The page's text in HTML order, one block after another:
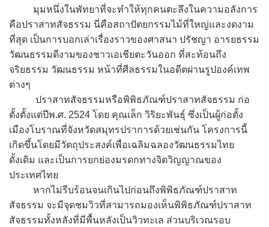
มุมหนึ่งในพัทยาที่จะทำให้ทุกคนตะลึงในความอลังการ
คือปราสาทสัจธรรม นี่คือสถาปัตยกรรมไม้ที่ใหญ่และงดงาม
ที่สุด เป็นการบอกเล่าเรื่องราวของศาสนา ปรัชญา อารยธรรม
วัฒนธรรมดีงามของชาวเอเชียตะวันออก ที่สะท้อนถึง
จริยธรรม วัฒนธรรม หน้าที่ศีลธรรมในอดีตผ่านรูปองค์เทพ
ต่างๆ
ปราสาทสัจธรรมหรือพิพิธภัณฑ์ปราสาทสัจธรรม ก่อ
ตั้งตั้งแต่ปีพ.ศ. 2524 โดย คุณเล็ก วิริยะพันธุ์ ซึ่งเป็นผู้ก่อตั้ง
เมืองโบราณที่จังหวัดสมุทรปราการด้วยเช่นกัน โครงการนี้
เกิดขึ้นโดยมีวัตถุประสงค์เพื่อเฉลิมฉลองวัฒนธรรมไทย
ดั้งเดิม และเป็นการยกย่องมรดกทางจิตวิญญาณของ
ประเทศไทย
หากไม่รีบร้อนจนเกินไปก่อนถึงพิพิธภัณฑ์ปราสาท
สัจธรรม จะมีจุดชมวิวที่สามารถมองเห็นพิพิธภัณฑ์ปราสาท
สัจธรรมทั้งหลังที่มีพื้นหลังเป็นวิวทะเล ส่วนบริเวณรอบ